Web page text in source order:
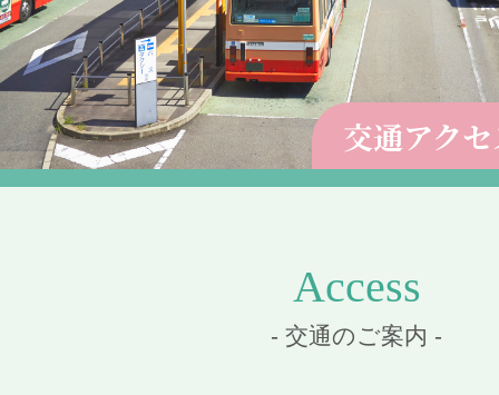
交通アク
Access
- 交通のご案内 -